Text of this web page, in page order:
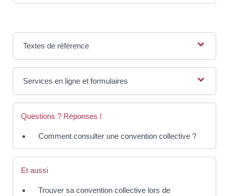
Textes de référence
Services en ligne et formulaires
Questions ? Réponses !
Comment consulter une convention collective ?
Et aussi
Trouver sa convention collective lors de